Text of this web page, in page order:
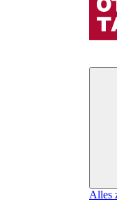
Alles